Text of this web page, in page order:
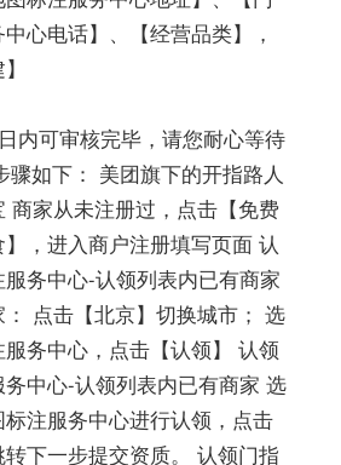
心电话】、【经营品类】，
内可审核完毕，请您耐心等待
骤如下： 美团旗下的开指路人
商家从未注册过，点击【免费
，进入商户注册填写页面 认
务中心-认领列表内已有商家
点击【北京】切换城市； 选
务中心，点击【认领】 认领
中心-认领列表内已有商家 选
注服务中心进行认领，点击
下一步提交资质。 认领门指